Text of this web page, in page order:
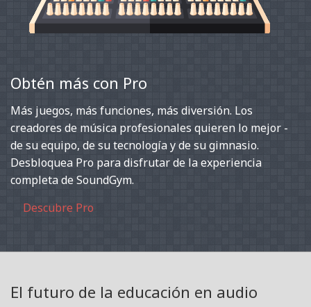
Obtén más con Pro
Más juegos, más funciones, más diversión. Los
creadores de música profesionales quieren lo mejor -
de su equipo, de su tecnología y de su gimnasio.
Desbloquea Pro para disfrutar de la experiencia
completa de SoundGym.
Descubre Pro
El futuro de la educación en audio